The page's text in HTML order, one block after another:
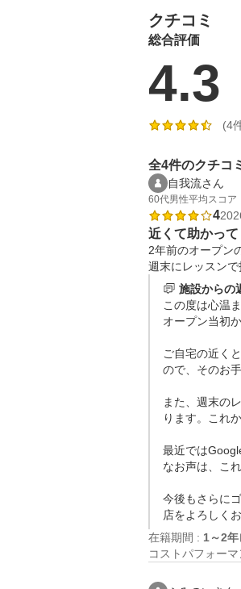
クチコミ
総合評価
4.3
(4
全4件のクチコ
自我流さん
60代男性平均スコア
4
近くて助かっ
2年前のオープン
週末にレッスン
施設からの
この度は心温
オープン当初
ご自宅の近く
ので、そのお
また、週末の
ります。これ
最近では
なお声は、こ
今後もさらに
店をよろしく
在籍期間 : 1～2年
コストパフォーマ